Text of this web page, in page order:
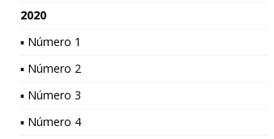
2020
▪ Número 1
▪ Número 2
▪ Número 3
▪ Número 4